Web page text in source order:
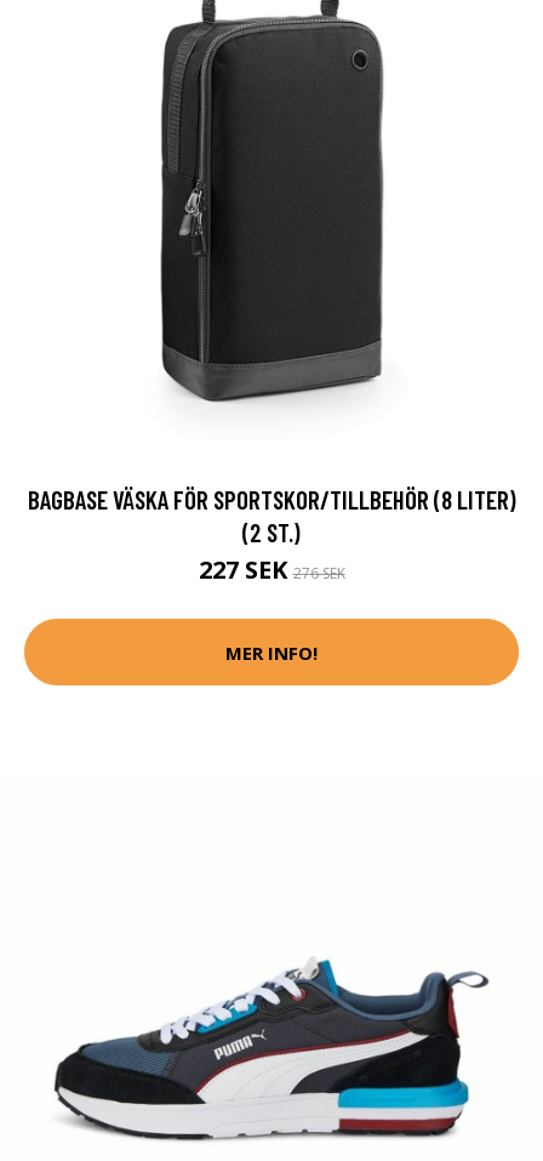
BAGBASE VÄSKA FÖR SPORTSKOR/TILLBEHÖR (8 LITER)
(2 ST.)
227 SEK276 SEK
MER INFO!